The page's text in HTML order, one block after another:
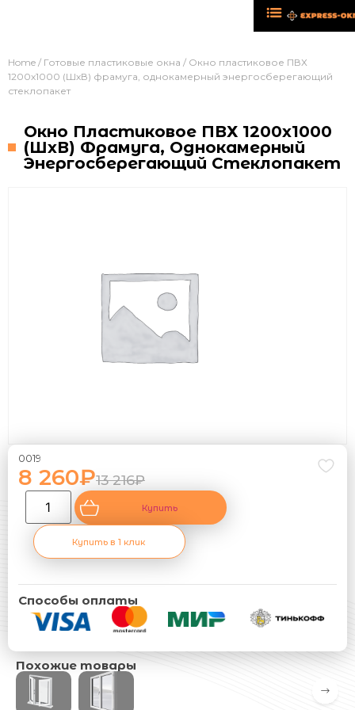
Home / Готовые пластиковые окна / Окно пластиковое ПВХ
1200х1000 (ШхВ) фрамуга, однокамерный энергосберегающий
стеклопакет
Окно Пластиковое ПВХ 1200х1000
(ШхВ) Фрамуга, Однокамерный
Энергосберегающий Стеклопакет
Похожие товары
0019
13 216₽
8 260₽
Купить
Купить в 1 клик
Способы оплаты